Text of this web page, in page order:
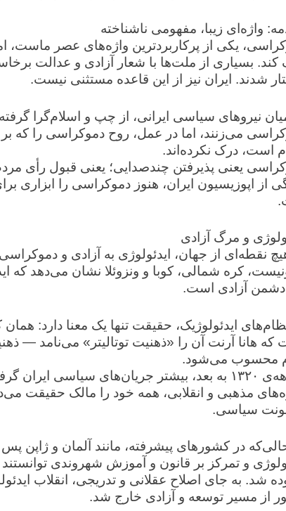
واژه‌ای زیبا، مفهومی ناشناخته
یکی از پرکاربردترین واژه‌های عصر ماست،
بسیاری از ملت‌ها با شعار آزادی و عدالت
شدند. ایران نیز از این قاعده مستثنی نیست.
نیروهای سیاسی ایرانی، از چپ و اسلام‌گرا
می‌زنند، اما در عمل، روح دموکراسی را که
است، درک نکرده‌اند.
یعنی پذیرفتن چندصدایی؛ یعنی قبول رأی
از اپوزیسیون ایران، هنوز دموکراسی را
و مرگ آزادی
نقطه‌ای از جهان، ایدئولوژی به آزادی و
کره شمالی، کوبا و ونزوئلا نشان می‌دهد که
دشمن آزادی است.
ایدئولوژیک، حقیقت تنها یک معنا دارد:
که هانا آرنت آن را «ذهنیت توتالیتر» می‌نامد —
محسوب می‌شود.
از دهه‌ی ۱۳۲۰ به بعد، بیشتر جریان‌های سیاسی
مذهبی و انقلابی، همه خود را مالک حقیقت
سیاسی.
در کشورهای پیشرفته، مانند آلمان و ژاپن
و تمرکز بر قانون و آموزش شهروندی
شد. به جای اصلاح عقلانی و تدریجی، انقلاب
از مسیر توسعه و آزادی خارج شد.